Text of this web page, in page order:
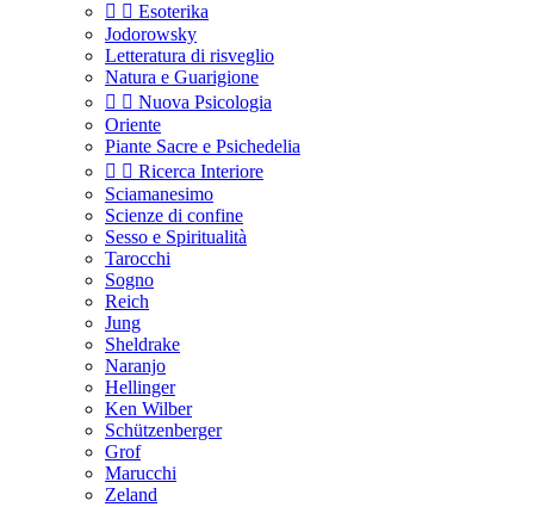
  Esoterika
Jodorowsky
Letteratura di risveglio
Natura e Guarigione
  Nuova Psicologia
Oriente
Piante Sacre e Psichedelia
  Ricerca Interiore
Sciamanesimo
Scienze di confine
Sesso e Spiritualità
Tarocchi
Sogno
Reich
Jung
Sheldrake
Naranjo
Hellinger
Ken Wilber
Schützenberger
Grof
Marucchi
Zeland